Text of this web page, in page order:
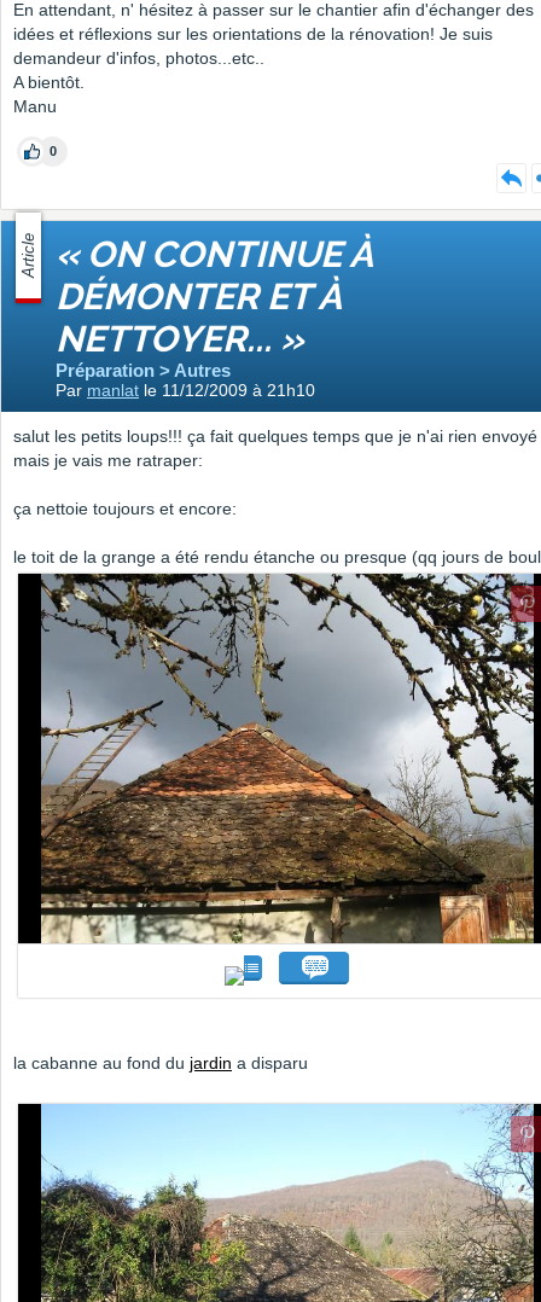
En attendant, n' hésitez à passer sur le chantier afin d'échanger des
idées et réflexions sur les orientations de la rénovation! Je suis
demandeur d'infos, photos...etc..
A bientôt.
Manu
0
Article « ON CONTINUE À
DÉMONTER ET À
NETTOYER... »
Préparation > Autres
Par manlat le 11/12/2009 à 21h10
salut les petits loups!!! ça fait quelques temps que je n'ai rien envoyé
mais je vais me ratraper:
ça nettoie toujours et encore:
le toit de la grange a été rendu étanche ou presque (qq jours de
la cabanne au fond du jardin a disparu